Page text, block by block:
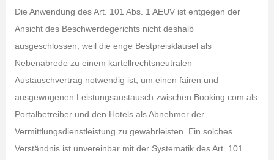
Die Anwendung des Art. 101 Abs. 1 AEUV ist entgegen der
Ansicht des Beschwerdegerichts nicht deshalb
ausgeschlossen, weil die enge Bestpreisklausel als
Nebenabrede zu einem kartellrechtsneutralen
Austauschvertrag notwendig ist, um einen fairen und
ausgewogenen Leistungsaustausch zwischen Booking.com als
Portalbetreiber und den Hotels als Abnehmer der
Vermittlungsdienstleistung zu gewährleisten. Ein solches
Verständnis ist unvereinbar mit der Systematik des Art. 101